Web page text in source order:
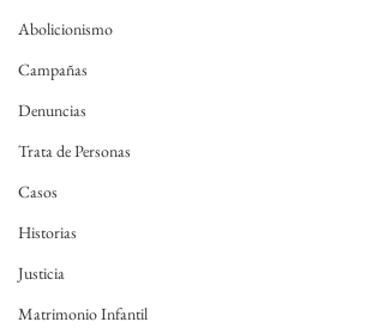
Abolicionismo
Campañas
Denuncias
Trata de Personas
Casos
Historias
Justicia
Matrimonio Infantil